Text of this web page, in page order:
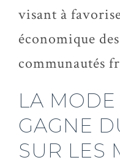
visant à
économique
communautés
LA
GAGNE
SUR LES